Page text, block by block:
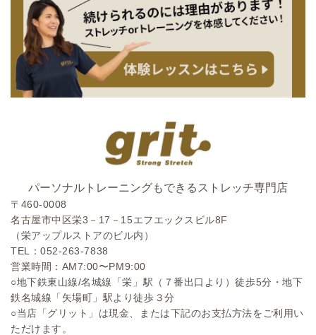
パーソナルトレーニングもできるストレッチ専門店
〒460-0008
名古屋市中区栄3－17－15エフエックスビル8F
（栄アップルストアのビル内）
TEL：052-263-7838
営業時間：AM7:00〜PM9:00
○地下鉄東山線/名城線「栄」駅（７番出口より）徒歩5分・地下
鉄名城線「矢場町」駅より徒歩３分
○当店「グリット」は現金、または下記のお支払方法をご利用い
ただけます。